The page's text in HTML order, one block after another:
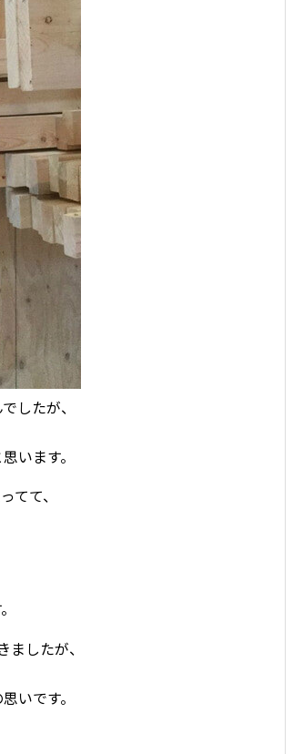
したが、
います。
てて、
ましたが、
いです。